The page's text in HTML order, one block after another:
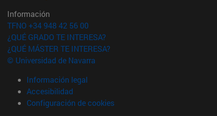
Información
TFNO +34 948 42 56 00
¿QUÉ GRADO TE INTERESA?
¿QUÉ MÁSTER TE INTERESA?
© Universidad de Navarra
Información legal
Accesibilidad
Configuración de cookies